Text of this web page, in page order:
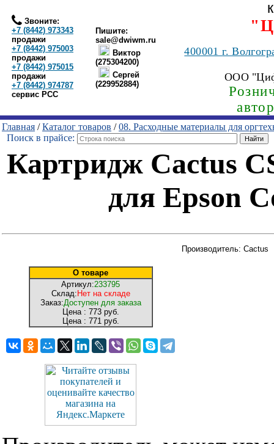
Звоните:
+7 (8442) 973343
продажи
+7 (8442) 975003
продажи
+7 (8442) 975015
продажи
+7 (8442) 974787
сервис РСС
Пишите:
sale@dwiwm.ru
Виктор
(275304200)
Сергей
(229952884)
400001г.
ООО
Главная /Каталог товаров /08. Расходные материалы для
Поиск в прайсе:
Картридж Cactus
для Epson
О товаре
Артикул:233795
Склад: Нет на складе
Заказ:Доступен для заказа
Цена : 773 руб.
Цена : 771 руб.
Производитель: Cactus